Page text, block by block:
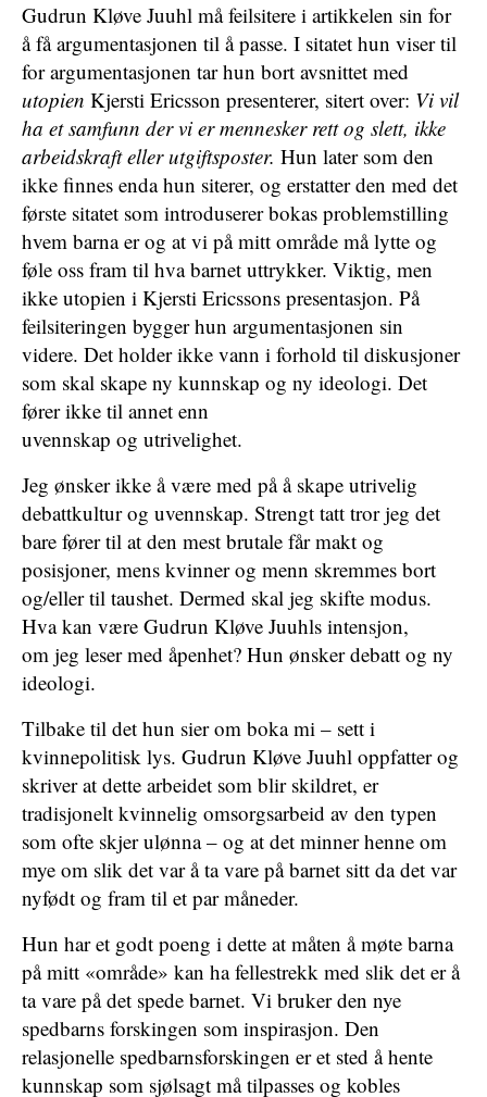
Gudrun Kløve Juuhl må feilsitere i artikkelen sin for
å få argumentasjonen til å passe. I sitatet hun viser til
for argumentasjonen tar hun bort avsnittet med
utopien Kjersti Ericsson presenterer, sitert over: Vi vil
ha et samfunn der vi er mennesker rett og slett, ikke
arbeidskraft eller utgiftsposter. Hun later som den
ikke finnes enda hun siterer, og erstatter den med det
første sitatet som introduserer bokas problemstilling
hvem barna er og at vi på mitt område må lytte og
føle oss fram til hva barnet uttrykker. Viktig, men
ikke utopien i Kjersti Ericssons presentasjon. På
feilsiteringen bygger hun argumentasjonen sin
videre. Det holder ikke vann i forhold til diskusjoner
som skal skape ny kunnskap og ny ideologi. Det
fører ikke til annet enn
uvennskap og utrivelighet.
Jeg ønsker ikke å være med på å skape utrivelig
debattkultur og uvennskap. Strengt tatt tror jeg det
bare fører til at den mest brutale får makt og
posisjoner, mens kvinner og menn skremmes bort
og/eller til taushet. Dermed skal jeg skifte modus.
Hva kan være Gudrun Kløve Juuhls intensjon,
om jeg leser med åpenhet? Hun ønsker debatt og ny
ideologi.
Tilbake til det hun sier om boka mi – sett i
kvinnepolitisk lys. Gudrun Kløve Juuhl oppfatter og
skriver at dette arbeidet som blir skildret, er
tradisjonelt kvinnelig omsorgsarbeid av den typen
som ofte skjer ulønna – og at det minner henne om
mye om slik det var å ta vare på barnet sitt da det var
nyfødt og fram til et par måneder.
Hun har et godt poeng i dette at måten å møte barna
på mitt «område» kan ha fellestrekk med slik det er å
ta vare på det spede barnet. Vi bruker den nye
spedbarns forskingen som inspirasjon. Den
relasjonelle spedbarnsforskingen er et sted å hente
kunnskap som sjølsagt må tilpasses og kobles